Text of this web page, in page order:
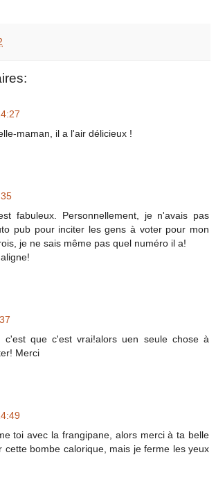
maman, il a l'air délicieux !
fabuleux. Personnellement, je n'avais pas
pub pour inciter les gens à voter pour mon
je ne sais même pas quel numéro il a!
que c'est vrai!alors uen seule chose à
Merci
toi avec la frangipane, alors merci à ta belle
cette bombe calorique, mais je ferme les yeux